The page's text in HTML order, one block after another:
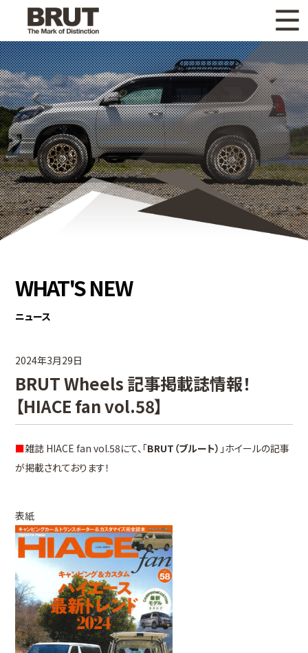
WHAT'S NEW ニュース
WHEEL LINEUP ホイールラインナップ
OTHER PRODUCT 関連製品
GALLERY ギャラリー
CATALOG カタログ請求
PRIVACY POLICY 個人情報保護方針
WHAT'S NEW
ニュース
2024年3月29日
BRUT Wheels 記事掲載誌情報！
【HIACE fan vol.58】
■雑誌 HIACE fan vol.58にて、「BRUT（ブルート） 」ホイールの記事
が掲載されております！
表紙